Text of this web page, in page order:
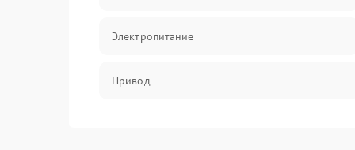
Электропитание
Привод